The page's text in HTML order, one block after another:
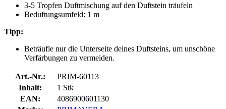
3-5 Tropfen Duftmischung auf den Duftstein träufeln
Beduftungsumfeld: 1 m
Tipp:
Beträufle nur die Unterseite deines Duftsteins, um unschöne
Verfärbungen zu vermeiden.
Art.-Nr.:
PRIM-60113
Inhalt:
1 Stk
EAN:
4086900601130